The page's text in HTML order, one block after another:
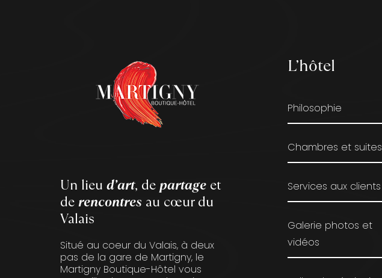
Un lieu d’art, departage et
derencontres au cœur du
Valais
Situé au coeur du Valais, à deux
pas de la gare de Martigny, le
Martigny Boutique-Hôtel vous
L’hôtel
Philosophie
Chambres et suites
Services aux clients
Galerie photos et
vidéos